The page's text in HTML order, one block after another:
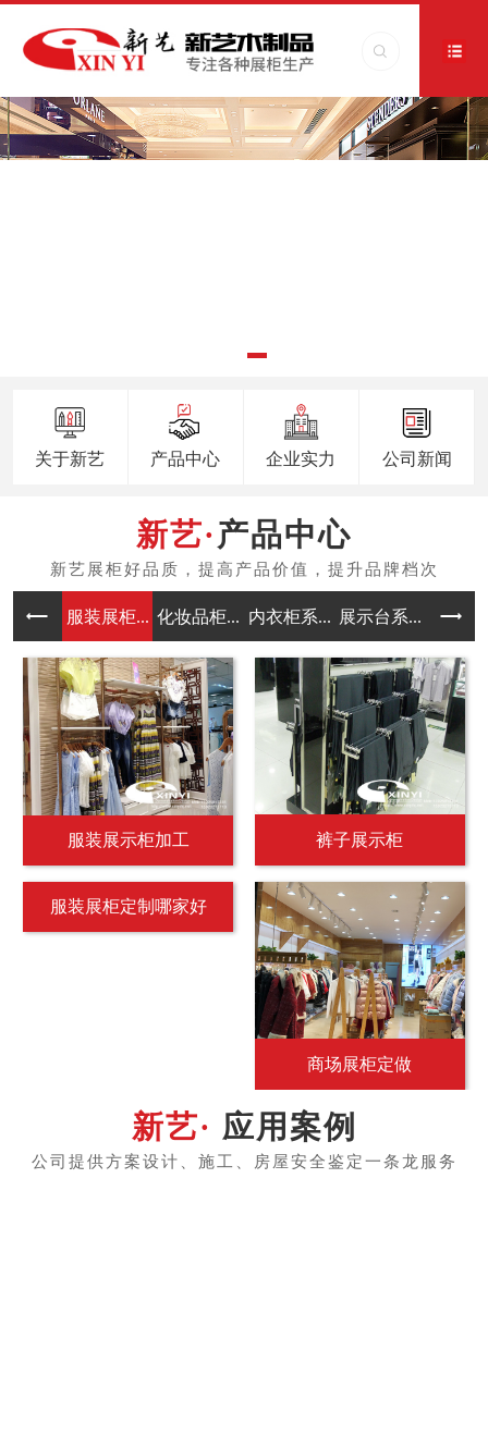
关于新艺 产品中心 企业实力 公司新闻
产品中心
服装展柜... 化妆品柜... 内衣柜系... 展示台系... 中岛
服装展示柜加工 裤子展示柜
服装展柜定制哪家好
商场展柜定做
应用案例